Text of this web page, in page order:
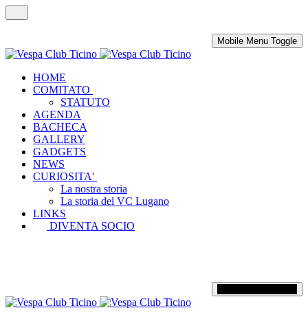
Mobile Menu Toggle
HOME
COMITATO
STATUTO
AGENDA
BACHECA
GALLERY
GADGETS
NEWS
CURIOSITA'
La nostra storia
La storia del VC Lugano
LINKS
DIVENTA SOCIO